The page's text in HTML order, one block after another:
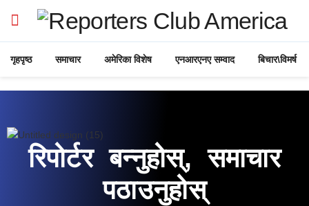
गृहपृष्ठ समाचार अमेरिका विशेष एनआरएनए सम्वाद बिचार\विमर्ष
रिपोर्टर बन्नुहोस्, समाचार
पठाउनुहोस्